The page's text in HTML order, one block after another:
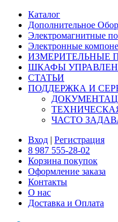
Каталог
Дополнительное
Электромагнитные
Электронные
ИЗМЕРИТЕЛЬНЫЕ
ШКАФЫ
СТАТЬИ
ПОДДЕРЖКА И
ЧАСТО
Вход | Регистрация
8 987 555-28-02
Корзина покупок
Оформление заказа
Контакты
О нас
Доставка и Оплата